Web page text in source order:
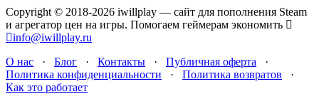
Copyright © 2018-2026 iwillplay — сайт для пополнения Steam
и агрегатор цен на игры. Помогаем геймерам экономить
info@iwillplay.ru
О нас · Блог · Контакты · Публичная оферта ·
Политика конфиденциальности · Политика возвратов ·
Как это работает